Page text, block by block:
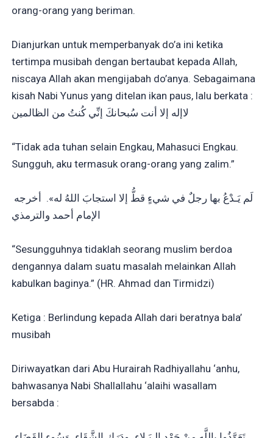
orang-orang yang beriman.
Dianjurkan untuk memperbanyak do’a ini ketika
tertimpa musibah dengan bertaubat kepada Allah,
niscaya Allah akan mengijabah do’anya. Sebagaimana
kisah Nabi Yunus yang ditelan ikan paus, lalu berkata :
لاإله إلا أنت سُبحانكَ إنِّي كُنتُ من الظالمين
“Tidak ada tuhan selain Engkau, Mahasuci Engkau.
Sungguh, aku termasuk orang-orang yang zalim.”
الإمام أحمد والترمذي
“Sesungguhnya tidaklah seorang muslim berdoa
dengannya dalam suatu masalah melainkan Allah
kabulkan baginya.” (HR. Ahmad dan Tirmidzi)
Ketiga : Berlindung kepada Allah dari beratnya bala’
musibah
Diriwayatkan dari Abu Hurairah Radhiyallahu ‘anhu,
bahwasanya Nabi Shallallahu ‘alaihi wasallam
bersabda :